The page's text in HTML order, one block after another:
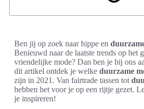
Ben jij op zoek naar hippe en
Benieuwd naar de laatste trends op het
vriendelijke mode? Dan ben je bij ons
dit artikel ontdek je welke duurzame
zijn in 2021. Van fairtrade tassen tot
hebben het voor je op een rijtje gezet.
je inspireren!